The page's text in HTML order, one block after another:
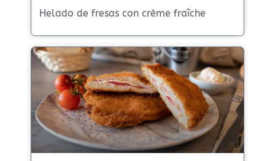
Helado de fresas con crème fraîche